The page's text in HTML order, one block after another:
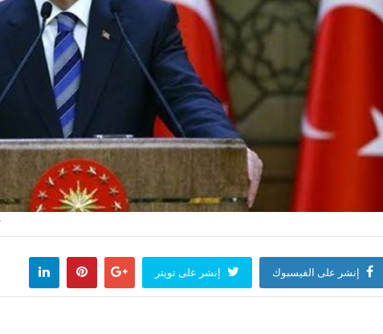
إنشر على الفيسبوك إنشر على تويتر